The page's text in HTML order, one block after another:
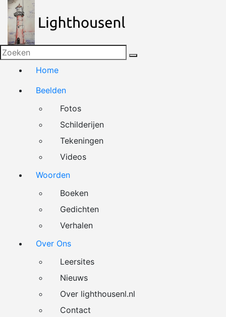
Naar
de
inhoud
springen
Home
Beelden
Fotos
Schilderijen
Tekeningen
Videos
Woorden
Boeken
Gedichten
Verhalen
Over Ons
Leersites
Nieuws
Over lighthousenl.nl
Contact